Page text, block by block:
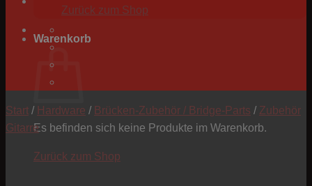
Zurück zum Shop
Warenkorb
Es befinden sich keine Produkte im Warenkorb.
Zurück zum Shop
Start / Hardware / Brücken-Zubehör / Bridge-Parts / Zubehör
Gitarre